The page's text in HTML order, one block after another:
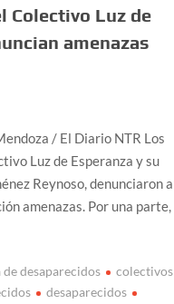
Colectivo Luz de
amenazas
/ El Diario NTR Los
Luz de Esperanza y su
Reynoso, denunciaron
amenazas. Por una
de desaparecidos
desaparecidos